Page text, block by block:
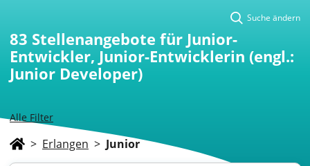
Alle Filter
Suche ändern
83 Stellenangebote für Junior-
Entwickler, Junior-Entwicklerin (engl.:
Junior Developer)
> Erlangen > Junior